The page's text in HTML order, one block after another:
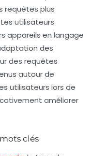
requêtes plus
utilisateurs
appareils en langage
des
des requêtes
autour de
utilisateurs lors de
améliorer
clés